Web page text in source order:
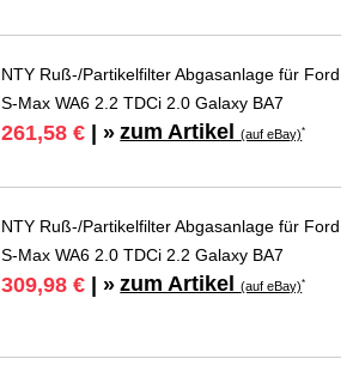
NTY Ruß-/Partikelfilter Abgasanlage für Ford
S-Max WA6 2.2 TDCi 2.0 Galaxy BA7
261,58 € | » zum Artikel(auf eBay)*
NTY Ruß-/Partikelfilter Abgasanlage für Ford
S-Max WA6 2.0 TDCi 2.2 Galaxy BA7
309,98 € | » zum Artikel(auf eBay)*